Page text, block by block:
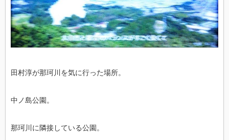
田村淳が那珂川を気に行った場所。
中ノ島公園。
那珂川に隣接している公園。